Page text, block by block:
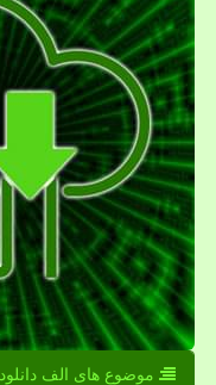
موضوع های الف دانلود